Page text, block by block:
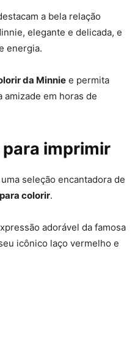
a bela relação
elegante e delicada, e
energia.
da Minnie e permita
em horas de
imprimir
seleção encantadora de
colorir.
adorável da famosa
icônico laço vermelho e